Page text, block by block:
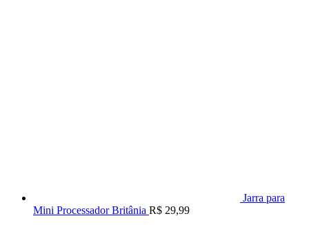
Jarra para
Mini Processador Britânia R$ 29,99